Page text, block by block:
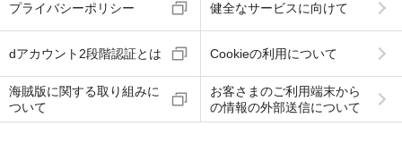
プライバシーポリシー 健全なサービスに向けて
dアカウント2段階認証とは Cookieの利用について
海賊版に関する取り組みに
ついて
お客さまのご利用端末から
の情報の外部送信について